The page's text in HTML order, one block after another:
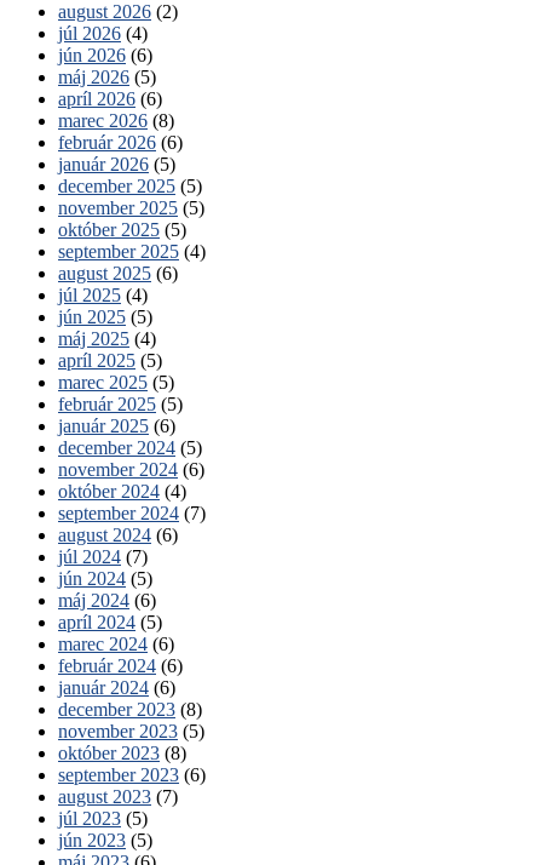
august 2026 (2)
júl 2026 (4)
jún 2026 (6)
máj 2026 (5)
apríl 2026 (6)
marec 2026 (8)
február 2026 (6)
január 2026 (5)
december 2025 (5)
november 2025 (5)
október 2025 (5)
september 2025 (4)
august 2025 (6)
júl 2025 (4)
jún 2025 (5)
máj 2025 (4)
apríl 2025 (5)
marec 2025 (5)
február 2025 (5)
január 2025 (6)
december 2024 (5)
november 2024 (6)
október 2024 (4)
september 2024 (7)
august 2024 (6)
júl 2024 (7)
jún 2024 (5)
máj 2024 (6)
apríl 2024 (5)
marec 2024 (6)
február 2024 (6)
január 2024 (6)
december 2023 (8)
november 2023 (5)
október 2023 (8)
september 2023 (6)
august 2023 (7)
júl 2023 (5)
jún 2023 (5)